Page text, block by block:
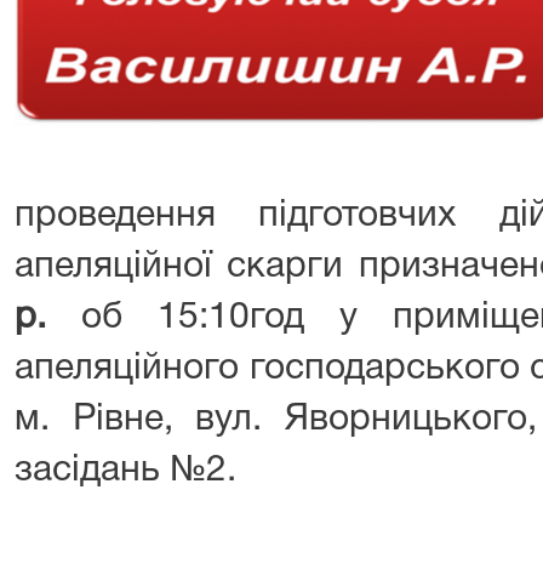
проведення підготовчих
апеляційної скарги
р. об 15:10год у
апеляційного
м. Рівне, вул.
засідань №2.